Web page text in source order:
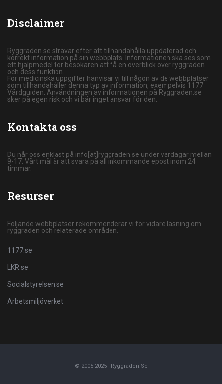
Disclaimer
Ryggraden.se strävar efter att tillhandahålla uppdaterad och
korrekt information på sin webbplats. Informationen ska ses som
ett hjälpmedel för besökaren att få en överblick över ryggraden
och dess funktion.
För medicinska uppgifter hänvisar vi till någon av de webbplatser
som tillhandahåller denna typ av information, exempelvis 1177
Vårdguiden. Användningen av informationen på Ryggraden.se
sker på egen risk och vi bär inget ansvar för den.
Kontakta oss
Du når oss enklast på info[at]ryggraden.se under vardagar mellan
9-17. Vårt mål är att svara på all inkommande epost inom 24
timmar.
Resurser
Följande webbplatser rekommenderar vi för vidare läsning om
ryggraden och relaterade områden.
1177.se
LKR.se
Socialstyrelsen.se
Arbetsmiljöverket
© 2005-2025 · Ryggraden.se